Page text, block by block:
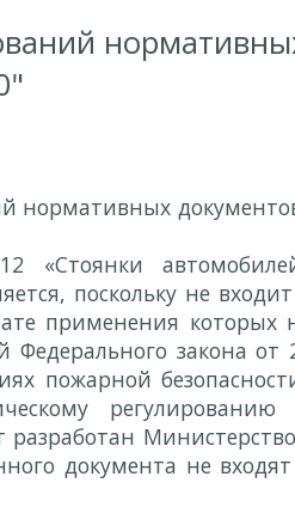
нормативных
«Стоянки
поскольку не
применения которых
Федерального закона от
пожарной
документа не